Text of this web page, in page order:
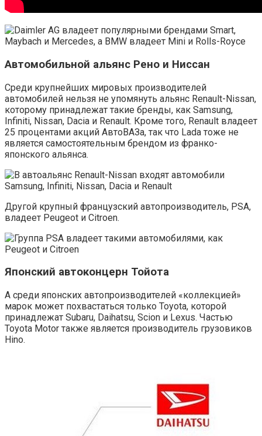
Автомобильной альянс Рено и Ниссан
Среди крупнейших мировых производителей
автомобилей нельзя не упомянуть альянс Renault-Nissan,
которому принадлежат такие бренды, как Samsung,
Infiniti, Nissan, Dacia и Renault. Кроме того, Renault владеет
25 процентами акций АвтоВАЗа, так что Lada тоже не
является самостоятельным брендом из франко-
японского альянса.
Другой крупный французский автопроизводитель, PSA,
владеет Peugeot и Citroen.
Японский автоконцерн Тойота
А среди японских автопроизводителей «коллекцией»
марок может похвастаться только Toyota, которой
принадлежат Subaru, Daihatsu, Scion и Lexus. Частью
Toyota Motor также является производитель грузовиков
Hino.